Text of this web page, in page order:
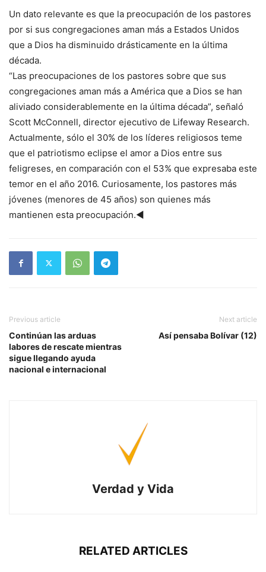
Un dato relevante es que la preocupación de los pastores
por si sus congregaciones aman más a Estados Unidos
que a Dios ha disminuido drásticamente en la última
década.
“Las preocupaciones de los pastores sobre que sus
congregaciones aman más a América que a Dios se han
aliviado considerablemente en la última década”, señaló
Scott McConnell, director ejecutivo de Lifeway Research.
Actualmente, sólo el 30% de los líderes religiosos teme
que el patriotismo eclipse el amor a Dios entre sus
feligreses, en comparación con el 53% que expresaba este
temor en el año 2016. Curiosamente, los pastores más
jóvenes (menores de 45 años) son quienes más
mantienen esta preocupación.◄
Previous article
Continúan las arduas
labores de rescate mientras
sigue llegando ayuda
nacional e internacional
Next article
Así pensaba Bolívar (12)
Verdad y Vida
RELATED ARTICLES